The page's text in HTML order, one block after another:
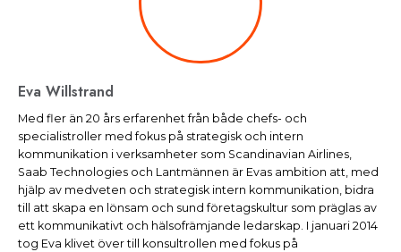
Eva Willstrand
Med fler än 20 års erfarenhet från både chefs- och
specialistroller med fokus på strategisk och intern
kommunikation i verksamheter som Scandinavian Airlines,
Saab Technologies och Lantmännen är Evas ambition att, med
hjälp av medveten och strategisk intern kommunikation, bidra
till att skapa en lönsam och sund företagskultur som präglas av
ett kommunikativt och hälsofrämjande ledarskap. I januari 2014
tog Eva klivet över till konsultrollen med fokus på